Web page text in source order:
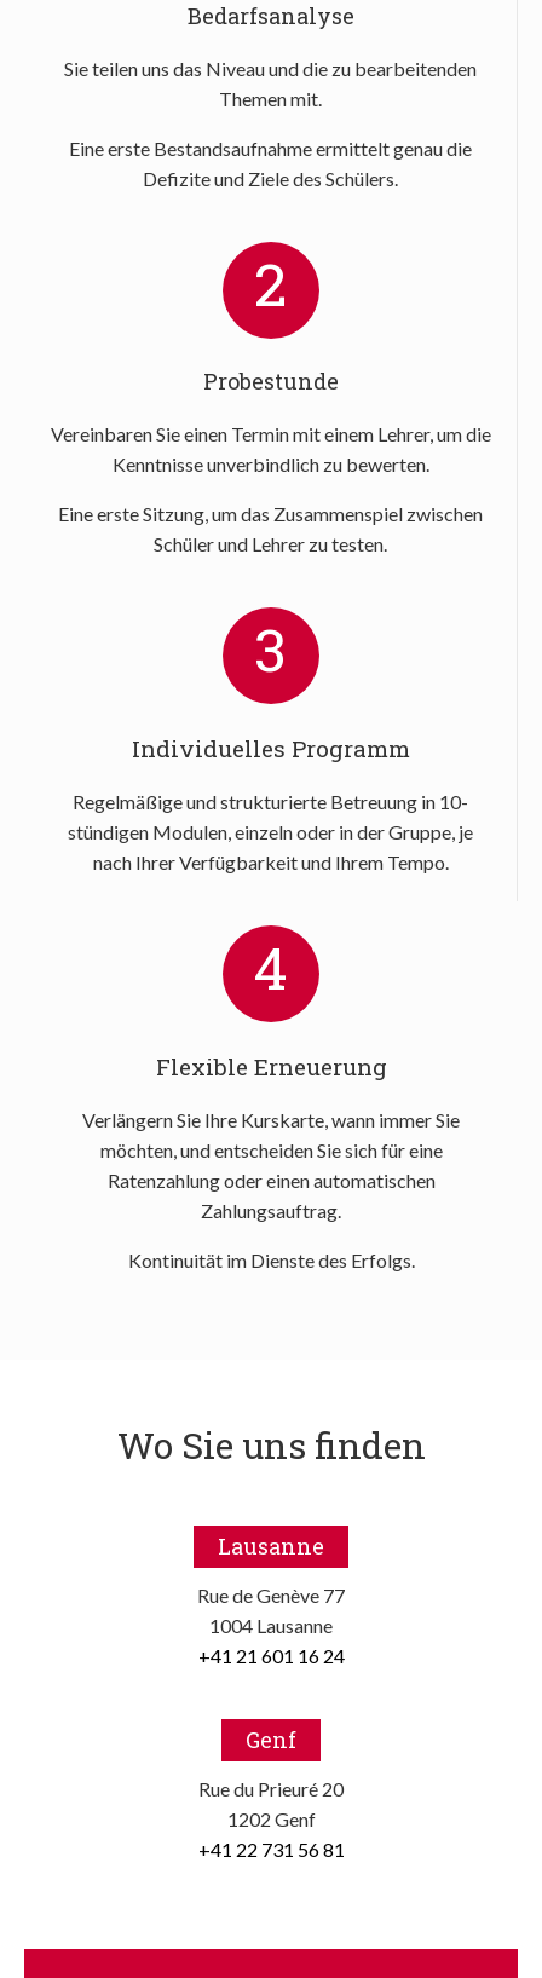
Bedarfsanalyse
Sie teilen uns das Niveau und die zu bearbeitenden
Themen mit.
Eine erste Bestandsaufnahme ermittelt genau die
Defizite und Ziele des Schülers.
2
Probestunde
Vereinbaren Sie einen Termin mit einem Lehrer, um die
Kenntnisse unverbindlich zu bewerten.
Eine erste Sitzung, um das Zusammenspiel zwischen
Schüler und Lehrer zu testen.
3
Individuelles Programm
Regelmäßige und strukturierte Betreuung in 10-
stündigen Modulen, einzeln oder in der Gruppe, je
nach Ihrer Verfügbarkeit und Ihrem Tempo.
4
Flexible Erneuerung
Verlängern Sie Ihre Kurskarte, wann immer Sie
möchten, und entscheiden Sie sich für eine
Ratenzahlung oder einen automatischen
Zahlungsauftrag.
Kontinuität im Dienste des Erfolgs.
Wo Sie uns finden
Lausanne
Rue de Genève 77
1004 Lausanne
+41 21 601 16 24
Genf
Rue du Prieuré 20
1202 Genf
+41 22 731 56 81